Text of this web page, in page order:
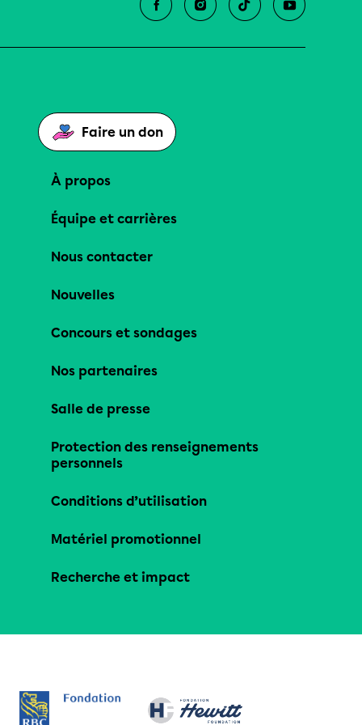
Faire un don
À propos
Équipe et carrières
Nous contacter
Nouvelles
Concours et sondages
Nos partenaires
Salle de presse
Protection des renseignements
personnels
Conditions d’utilisation
Matériel promotionnel
Recherche et impact